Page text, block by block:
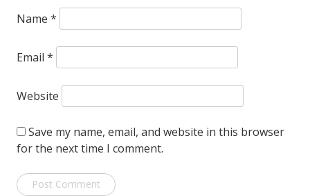
Name *
Email *
Website
Save my name, email, and website in this browser
for the next time I comment.